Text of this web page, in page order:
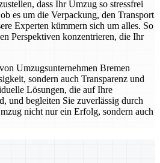
dass Ihr Umzug so stressfrei
es um die Verpackung, den Transport
Experten kümmern sich um alles. So
Perspektiven konzentrieren, die Ihr
Umzugsunternehmen Bremen
sondern auch Transparenz und
Lösungen, die auf Ihre
und begleiten Sie zuverlässig durch
nicht nur ein Erfolg, sondern auch